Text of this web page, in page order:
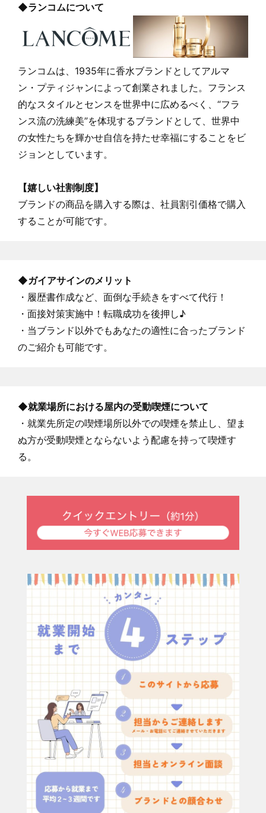
◆ランコムについて
ランコムは、1935年に香水ブランドとしてアルマ
ン・プティジャンによって創業されました。フランス
的なスタイルとセンスを世界中に広めるべく、“フラ
ンス流の洗練美”を体現するブランドとして、世界中
の女性たちを輝かせ自信を持たせ幸福にすることをビ
ジョンとしています。
【嬉しい社割制度】
ブランドの商品を購入する際は、社員割引価格で購入
することが可能です。
◆ガイアサインのメリット
・履歴書作成など、面倒な手続きをすべて代行！
・面接対策実施中！転職成功を後押し♪
・当ブランド以外でもあなたの適性に合ったブランド
のご紹介も可能です。
◆就業場所における屋内の受動喫煙について
・就業先所定の喫煙場所以外での喫煙を禁止し、望ま
ぬ方が受動喫煙とならないよう配慮を持って喫煙す
る。